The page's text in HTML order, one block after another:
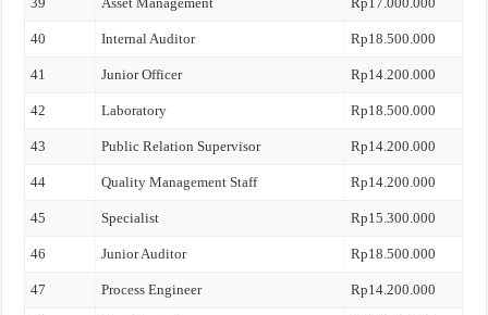
40 Internal Auditor Rp18.500.000
41 Junior Officer Rp14.200.000
42 Laboratory Rp18.500.000
43 Public Relation Supervisor Rp14.200.000
44 Quality Management Staff Rp14.200.000
45 Specialist Rp15.300.000
46 Junior Auditor Rp18.500.000
47 Process Engineer Rp14.200.000